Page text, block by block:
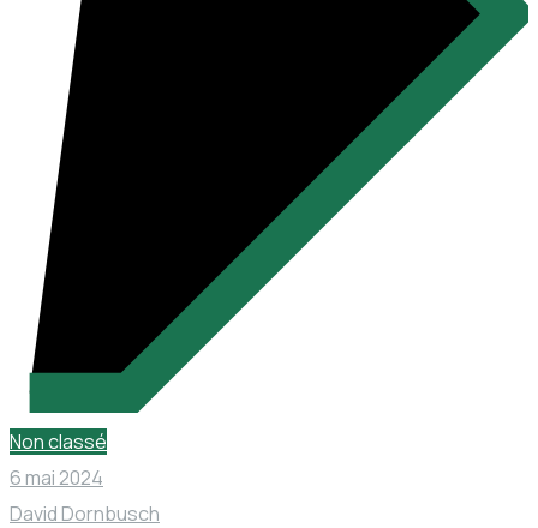
Non classé
6 mai 2024
David Dornbusch